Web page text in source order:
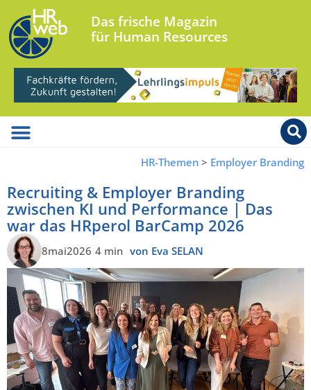
Das frische Magazin
für Human Resources
HR-Themen > Employer Branding
Recruiting & Employer Branding
zwischen KI und Performance | Das
war das HRperol BarCamp 2026
8mai2026 4 min von Eva SELAN